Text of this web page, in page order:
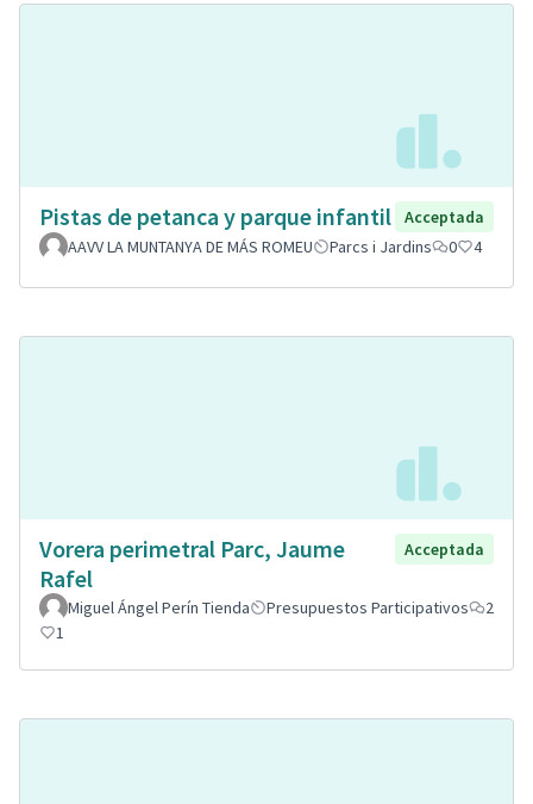
Pistas de petanca y parque infantil
Acceptada
AAVV LA MUNTANYA DE MÁS ROMEU
Parcs i Jardins 0 4
Vorera perimetral Parc, Jaume
Rafel
Acceptada
Miguel Ángel Perín Tienda Presupuestos Participativos
2
1